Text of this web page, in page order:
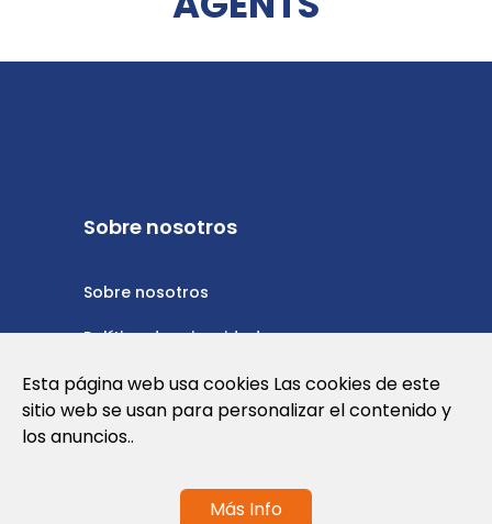
Sobre nosotros
Sobre nosotros
Política de privacidad
Política de cookies
Nota Legal y Condiciones de Uso de la
Esta página web usa cookies Las cookies de este
sitio web se usan para personalizar el contenido y
los anuncios..
Más Info